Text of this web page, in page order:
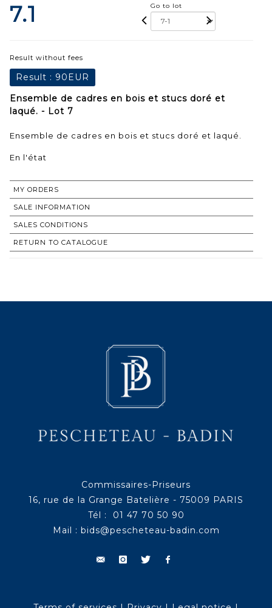
7.1 Go to lot
Result without fees
Result : 90EUR
Ensemble de cadres en bois et stucs doré et
laqué. - Lot 7
Ensemble de cadres en bois et stucs doré et laqué.
En l'état
MY ORDERS
SALE INFORMATION
SALES CONDITIONS
RETURN TO CATALOGUE
Commissaires-Priseurs
16, rue de la Grange Batelière - 75009 PARIS
Tél : 01 47 70 50 90
Mail : bids@pescheteau-badin.com